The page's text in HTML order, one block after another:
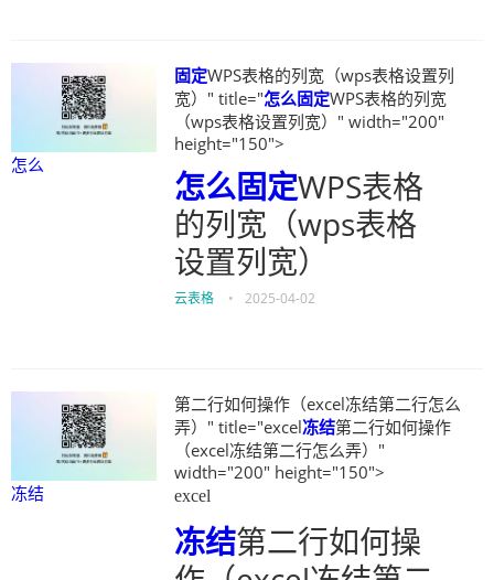
怎么
固定WPS表格的列宽（wps表格设置列
宽）" title="怎么固定WPS表格的列宽
（wps表格设置列宽）" width="200"
height="150">
怎么固定WPS表格
的列宽（wps表格
设置列宽）
云表格 • 2025-04-02
冻结
第二行如何操作（excel冻结第二行怎么
弄）" title="excel冻结第二行如何操作
（excel冻结第二行怎么弄）"
width="200" height="150">
excel
冻结第二行如何操